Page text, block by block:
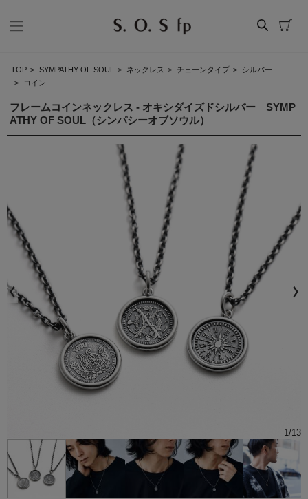
TOP > SYMPATHY OF SOUL > ネックレス > チェーンタイプ > シルバー
> コイン
フレームコインネックレス - オキシダイズドシルバー SYMP
ATHY OF SOUL（シンパシーオブソウル）
1/13